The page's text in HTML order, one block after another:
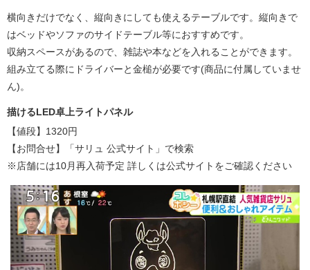
横向きだけでなく、縦向きにしても使えるテーブルです。縦向きで
はベッドやソファのサイドテーブル等におすすめです。
収納スペースがあるので、雑誌や本などを入れることができます。
組み立てる際にドライバーと金槌が必要です(商品に付属していませ
ん)。
描けるLED卓上ライトパネル
【値段】1320円
【お問合せ】「サリュ 公式サイト」で検索
※店舗には10月再入荷予定 詳しくは公式サイトをご確認ください